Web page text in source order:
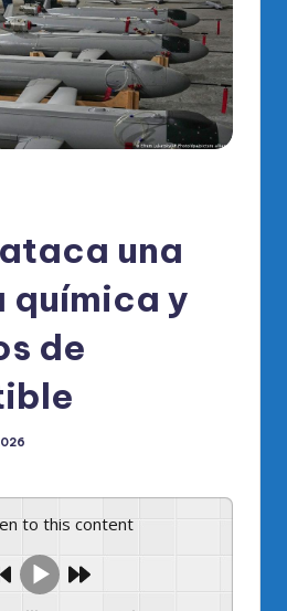
una
química y
de
to this content